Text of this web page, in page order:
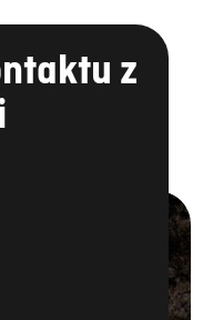
z